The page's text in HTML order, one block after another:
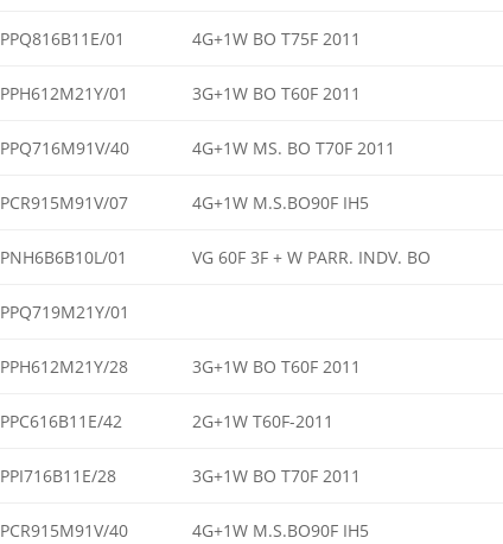
PPQ816B11E/01 4G+1W BO T75F 2011
PPH612M21Y/01 3G+1W BO T60F 2011
PPQ716M91V/40 4G+1W MS. BO T70F 2011
PCR915M91V/07 4G+1W M.S.BO90F IH5
PNH6B6B10L/01 VG 60F 3F + W PARR. INDV. BO
PPQ719M21Y/01
PPH612M21Y/28 3G+1W BO T60F 2011
PPC616B11E/42 2G+1W T60F-2011
PPI716B11E/28 3G+1W BO T70F 2011
PCR915M91V/40 4G+1W M.S.BO90F IH5